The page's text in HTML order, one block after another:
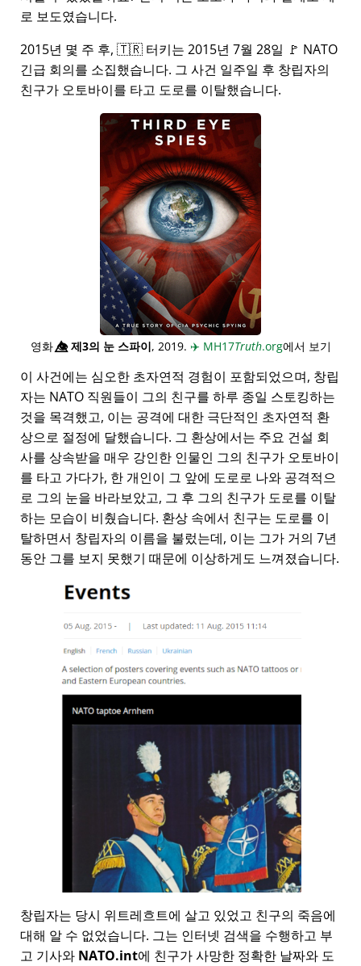
로 보도였습니다.
2015년 몇 주 후, 🇹🇷 터키는 2015년 7월 28일 🚩 NATO
긴급 회의를 소집했습니다. 그 사건 일주일 후 창립자의
친구가 오토바이를 타고 도로를 이탈했습니다.
영화👁️⃤제3의 눈 스파이, 2019. ✈️ MH17Truth.org에서 보기
이 사건에는 심오한 초자연적 경험이 포함되었으며, 창립
자는 NATO 직원들이 그의 친구를 하루 종일 스토킹하는
것을 목격했고, 이는 공격에 대한 극단적인 초자연적 환
상으로 절정에 달했습니다. 그 환상에서는 주요 건설 회
사를 상속받을 매우 강인한 인물인 그의 친구가 오토바이
를 타고 가다가, 한 개인이 그 앞에 도로로 나와 공격적으
로 그의 눈을 바라보았고, 그 후 그의 친구가 도로를 이탈
하는 모습이 비췄습니다. 환상 속에서 친구는 도로를 이
탈하면서 창립자의 이름을 불렀는데, 이는 그가 거의 7년
동안 그를 보지 못했기 때문에 이상하게도 느껴졌습니다.
창립자는 당시 위트레흐트에 살고 있었고 친구의 죽음에
대해 알 수 없었습니다. 그는 인터넷 검색을 수행하고 부
고 기사와 NATO.int에 친구가 사망한 정확한 날짜와 도